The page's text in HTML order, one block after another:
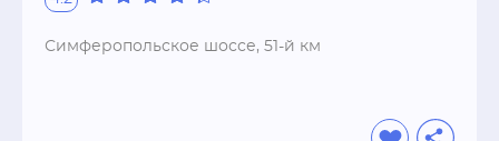
Симферопольское шоссе, 51-й км